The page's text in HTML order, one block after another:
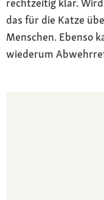
das für die Katze
Menschen. Ebenso
wiederum